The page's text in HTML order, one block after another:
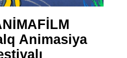
Animasiya